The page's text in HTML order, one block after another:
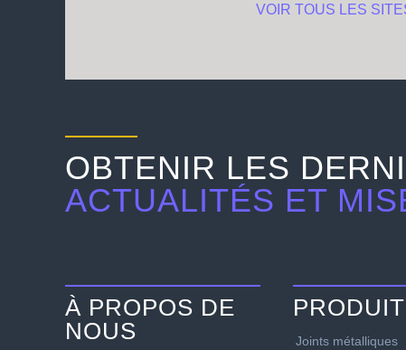
VOIR TOUS LES
OBTENIR LES
ACTUALITÉS ET
À PROPOS DE
NOUS
Joints métalliques